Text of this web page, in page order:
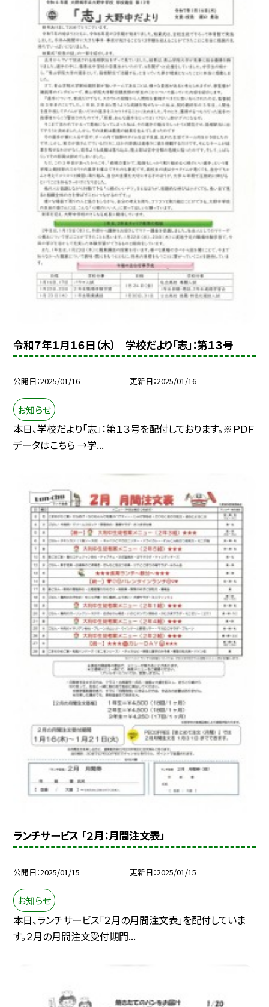
令和７年１月１６日（木） 学校だより「志」：第１３号
公開日 2025/01/16 更新日 2025/01/16
お知らせ
本日、学校だより「志」：第１３号を配付しております。※ＰＤＦ
データはこちら →学...
ランチサービス 「２月：月間注文表」
公開日 2025/01/15 更新日 2025/01/15
お知らせ
本日、ランチサービス「２月の月間注文表」を配付していま
す。２月の月間注文受付期間...